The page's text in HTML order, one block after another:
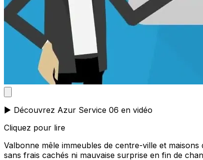
▶️ Découvrez Azur Service 06 en vidéo
Cliquez pour lire
Valbonne mêle immeubles de centre-ville et
sans frais cachés ni mauvaise surprise en fin de